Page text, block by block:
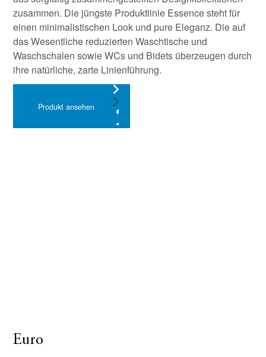
zusammen. Die jüngste Produktlinie Essence steht für
einen minimalistischen Look und pure Eleganz. Die auf
das Wesentliche reduzierten Waschtische und
Waschschalen sowie WCs und Bidets überzeugen durch
ihre natürliche, zarte Linienführung.
Produkt ansehen
Euro